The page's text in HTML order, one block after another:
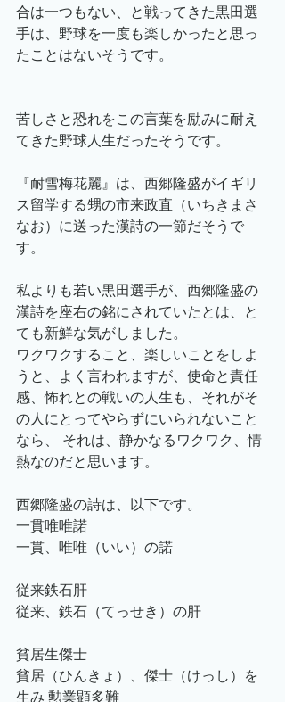
合は一つもない、と戦ってきた黒田選
手は、野球を一度も楽しかったと思っ
たことはないそうです。
苦しさと恐れをこの言葉を励みに耐え
てきた野球人生だったそうです。
『耐雪梅花麗』は、西郷隆盛がイギリ
ス留学する甥の市来政直（いちきまさ
なお）に送った漢詩の一節だそうで
す。
私よりも若い黒田選手が、西郷隆盛の
漢詩を座右の銘にされていたとは、と
ても新鮮な気がしました。
ワクワクすること、楽しいことをしよ
うと、よく言われますが、使命と責任
感、怖れとの戦いの人生も、それがそ
の人にとってやらずにいられないこと
なら、 それは、静かなるワクワク、情
熱なのだと思います。
西郷隆盛の詩は、以下です。
一貫唯唯諾
一貫、唯唯（いい）の諾
従来鉄石肝
従来、鉄石（てっせき）の肝
貧居生傑士
貧居（ひんきょ）、傑士（けっし）を
生み 勲業顕多難